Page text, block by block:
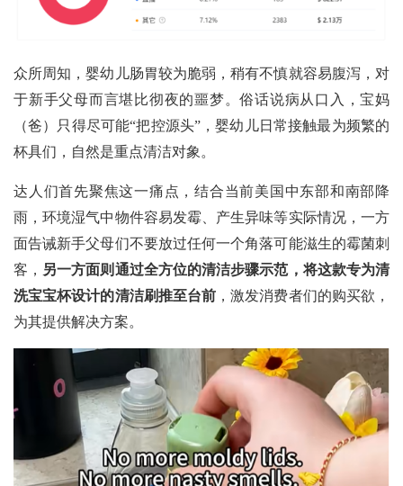
众所周知，婴幼儿肠胃较为脆弱，稍有不慎就容易腹泻，对
于新手父母而言堪比彻夜的噩梦。俗话说病从口入，宝妈
（爸）只得尽可能“把控源头”，婴幼儿日常接触最为频繁的
杯具们，自然是重点清洁对象。
达人们首先聚焦这一痛点，结合当前美国中东部和南部降
雨，环境湿气中物件容易发霉、产生异味等实际情况，一方
面告诫新手父母们不要放过任何一个角落可能滋生的霉菌刺
客， 另一方面则通过全方位的清洁步骤示范，将这款专为清
洗宝宝杯设计的清洁刷推至台前 ，激发消费者们的购买欲，
为其提供解决方案。